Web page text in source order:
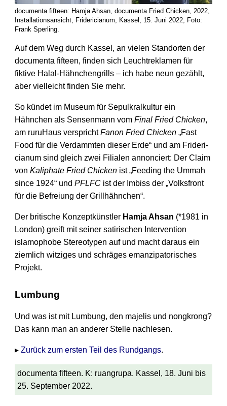
documenta fifteen: Hamja Ahsan, documenta Fried Chicken, 2022,
Installationsansicht, Fridericianum, Kassel, 15. Juni 2022, Foto:
Frank Sperling.
Auf dem Weg durch Kassel, an vielen Stand­orten der
documenta fifteen, finden sich Leucht­reklamen für
fiktive Halal-Hähnchen­grills – ich habe neun gezählt,
aber vielleicht finden Sie mehr.
So kündet im Museum für Sepulkral­kultur ein
Hähnchen als Sensen­mann vom Final Fried Chicken,
am ruru­Haus versprichtFanon Fried Chicken„Fast
Food für die Ver­dammten dieser Erde“ und am Frideri­
cianum sind gleich zwei Filialen annonciert: Der Claim
von Kaliphate Fried Chickenist „Feeding the Ummah
since 1924“ und PFLFCist der Imbiss der „Volks­front
für die Befreiung der Grill­hähnchen“.
Der britische Konzept­künstler Hamja Ahsan (*1981 in
London) greift mit seiner satirischen Inter­vention
islamo­phobe Stereo­typen auf und macht daraus ein
ziemlich witziges und schräges emanzipa­torisches
Projekt.
Lumbung
Und was ist mit Lumbung, den majelis und nong­krong?
Das kann man an anderer Stelle nach­lesen.
▸ Zurück zum ersten Teil des Rundgangs.
documenta fifteen. K: ruangrupa. Kassel, 18. Juni bis
25. September 2022.